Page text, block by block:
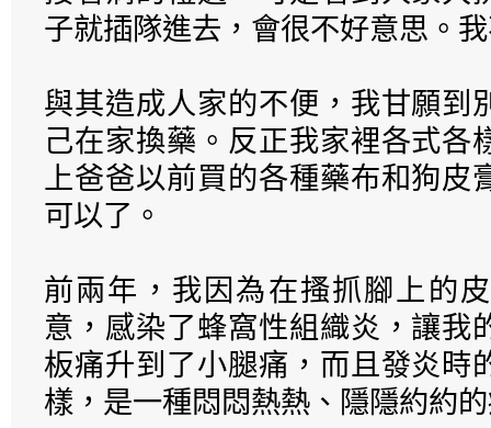
子就插隊進去，會很不好意思。
與其造成人家的不便，我甘願到
己在家換藥。反正我家裡各式各
上爸爸以前買的各種藥布和狗
可以了。
前兩年，我因為在搔抓腳上的
意，感染了蜂窩性組織炎，讓我
板痛升到了小腿痛，而且發炎時
樣，是一種悶悶熱熱、隱隱約約